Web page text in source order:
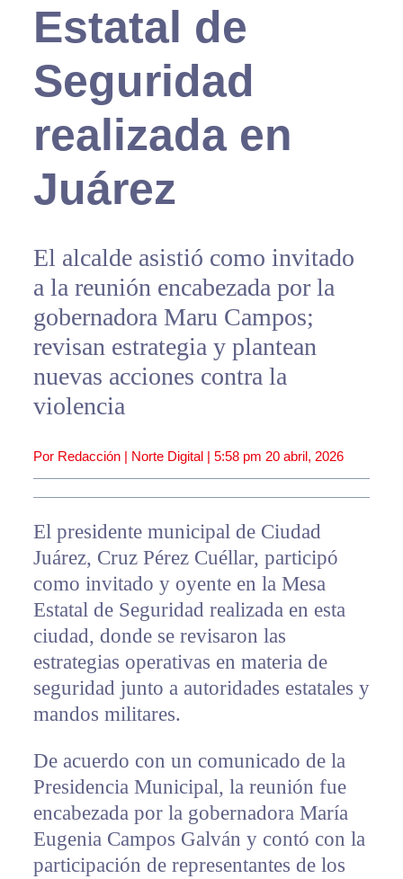
Estatal de
Seguridad
realizada en
Juárez
El alcalde asistió como invitado
a la reunión encabezada por la
gobernadora Maru Campos;
revisan estrategia y plantean
nuevas acciones contra la
violencia
Por Redacción | Norte Digital | 5:58 pm 20 abril, 2026
El presidente municipal de Ciudad
Juárez, Cruz Pérez Cuéllar, participó
como invitado y oyente en la Mesa
Estatal de Seguridad realizada en esta
ciudad, donde se revisaron las
estrategias operativas en materia de
seguridad junto a autoridades estatales y
mandos militares.
De acuerdo con un comunicado de la
Presidencia Municipal, la reunión fue
encabezada por la gobernadora María
Eugenia Campos Galván y contó con la
participación de representantes de los